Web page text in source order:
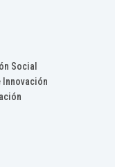
Social
Innovación